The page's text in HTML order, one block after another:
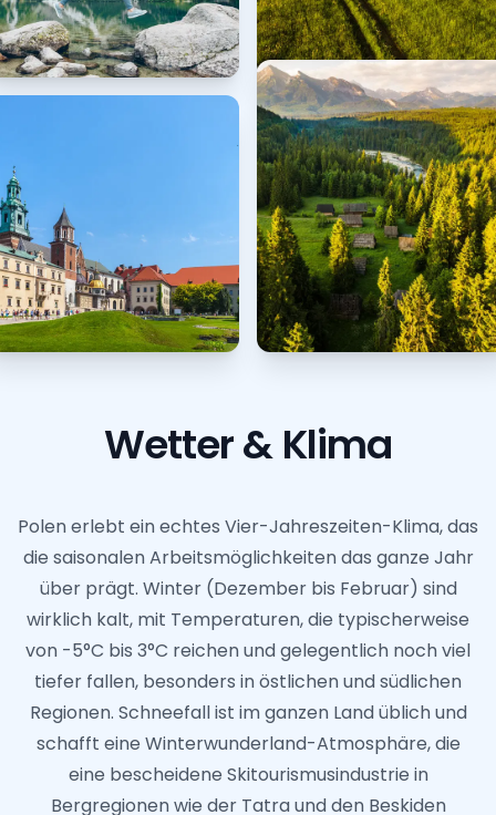
Wetter & Klima
Polen erlebt ein echtes Vier-Jahreszeiten-Klima, das
die saisonalen Arbeitsmöglichkeiten das ganze Jahr
über prägt. Winter (Dezember bis Februar) sind
wirklich kalt, mit Temperaturen, die typischerweise
von -5°C bis 3°C reichen und gelegentlich noch viel
tiefer fallen, besonders in östlichen und südlichen
Regionen. Schneefall ist im ganzen Land üblich und
schafft eine Winterwunderland-Atmosphäre, die
eine bescheidene Skitourismusindustrie in
Bergregionen wie der Tatra und den Beskiden